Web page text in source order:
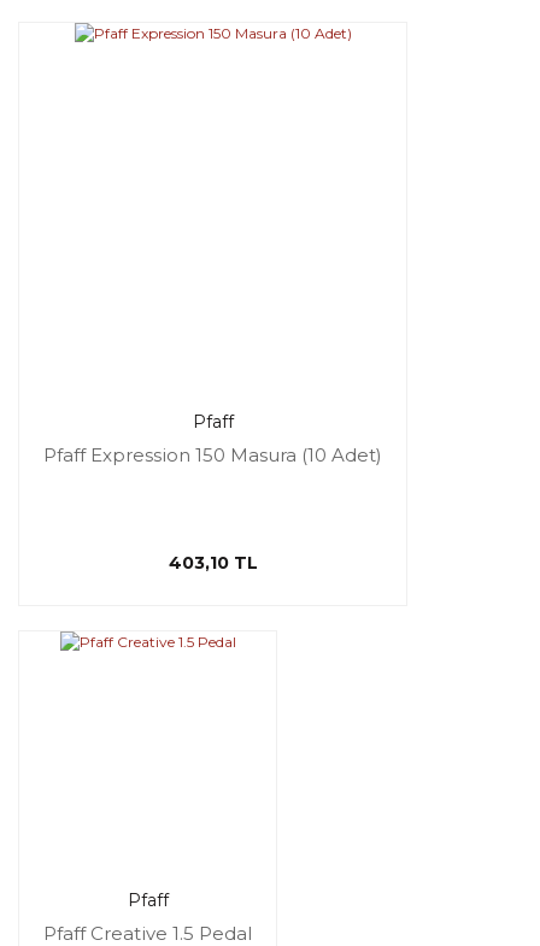
Pfaff
Pfaff Expression 150 Masura (10 Adet)
403,10 TL
Pfaff
Pfaff Creative 1.5 Pedal